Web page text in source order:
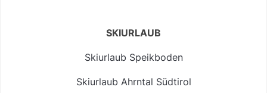
SKIURLAUB
Skiurlaub Speikboden
Skiurlaub Ahrntal Südtirol